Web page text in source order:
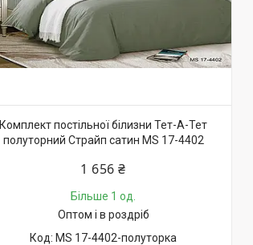
Комплект постільної білизни Тет-А-Тет
полуторний Страйп сатин MS 17-4402
1 656 ₴
Більше 1 од.
Оптом і в роздріб
MS 17-4402-полуторка